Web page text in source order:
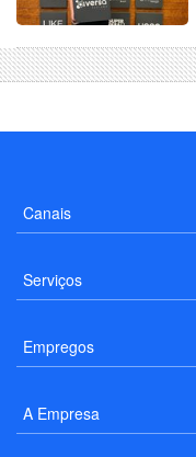
Canais
Serviços
Empregos
A Empresa